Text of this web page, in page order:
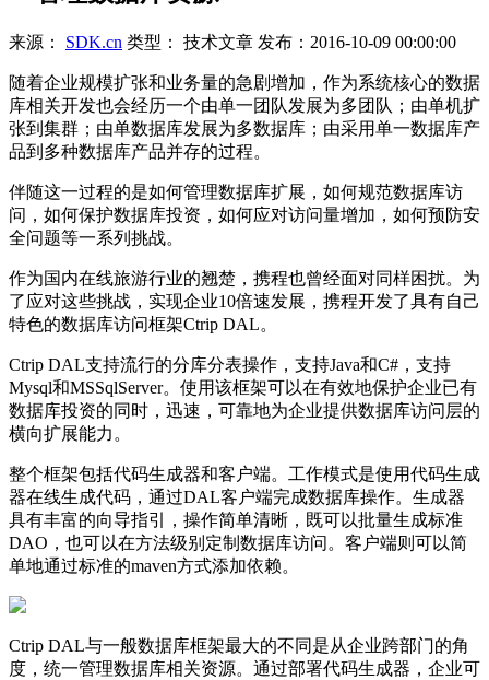
来源： SDK.cn 类型： 技术文章 发布： 2016-10-09 00:00:00
随着企业规模扩张和业务量的急剧增加，作为系统核心的数据
库相关开发也会经历一个由单一团队发展为多团队；由单机扩
张到集群；由单数据库发展为多数据库；由采用单一数据库产
品到多种数据库产品并存的过程。
伴随这一过程的是如何管理数据库扩展，如何规范数据库访
问，如何保护数据库投资，如何应对访问量增加，如何预防安
全问题等一系列挑战。
作为国内在线旅游行业的翘楚，携程也曾经面对同样困扰。为
了应对这些挑战，实现企业10倍速发展，携程开发了具有自己
特色的数据库访问框架Ctrip DAL。
Ctrip DAL支持流行的分库分表操作，支持Java和C#，支持
Mysql和MSSqlServer。使用该框架可以在有效地保护企业已有
数据库投资的同时，迅速，可靠地为企业提供数据库访问层的
横向扩展能力。
整个框架包括代码生成器和客户端。工作模式是使用代码生成
器在线生成代码，通过DAL客户端完成数据库操作。生成器
具有丰富的向导指引，操作简单清晰，既可以批量生成标准
DAO，也可以在方法级别定制数据库访问。客户端则可以简
单地通过标准的maven方式添加依赖。
Ctrip DAL与一般数据库框架最大的不同是从企业跨部门的角
度，统一管理数据库相关资源。通过部署代码生成器，企业可